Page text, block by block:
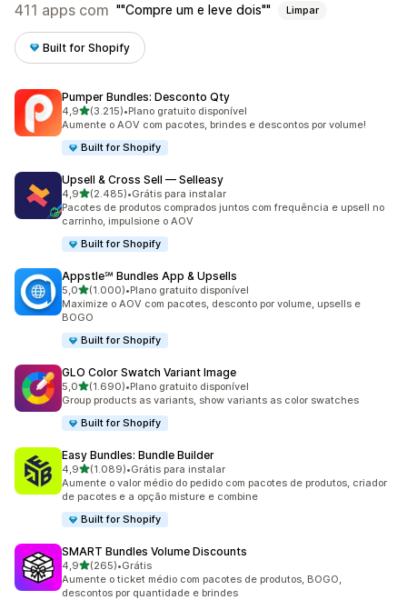
411 apps com "Compre um e leve dois" Limpar
Built for Shopify
Pumper Bundles: Desconto Qty
4,9de 5 estrelas
(3.215)
3215 avaliações ao todo
•Plano gratuito disponível
Aumente o AOV com pacotes, brindes e descontos por volume!
Built for Shopify
Upsell & Cross Sell — Selleasy
4,9de 5 estrelas
(2.485)
2485 avaliações ao todo
•Grátis para instalar
Pacotes de produtos comprados juntos com frequência e upsell no
carrinho, impulsione o AOV
Built for Shopify
Appstle℠ Bundles App & Upsells
5,0de 5 estrelas
(1.000)
1000 avaliações ao todo
•Plano gratuito disponível
Maximize o AOV com pacotes, desconto por volume, upsells e
BOGO
Built for Shopify
GLO Color Swatch Variant Image
5,0de 5 estrelas
(1.690)
1690 avaliações ao todo
•Plano gratuito disponível
Group products as variants, show variants as color swatches
Built for Shopify
Easy Bundles: Bundle Builder
4,9de 5 estrelas
(1.089)
1089 avaliações ao todo
•Grátis para instalar
Aumente o valor médio do pedido com pacotes de produtos, criador
de pacotes e a opção misture e combine
Built for Shopify
SMART Bundles Volume Discounts
4,9de 5 estrelas
(265)
265 avaliações ao todo
•Grátis
Aumente o ticket médio com pacotes de produtos, BOGO,
descontos por quantidade e brindes